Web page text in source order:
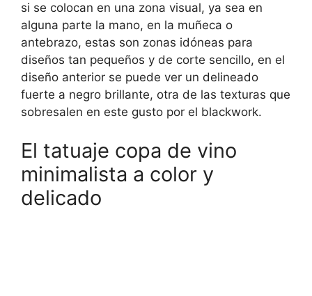
si se colocan en una zona visual, ya sea en
alguna parte la mano, en la muñeca o
antebrazo, estas son zonas idóneas para
diseños tan pequeños y de corte sencillo, en el
diseño anterior se puede ver un delineado
fuerte a negro brillante, otra de las texturas que
sobresalen en este gusto por el blackwork.
El tatuaje copa de vino
minimalista a color y
delicado